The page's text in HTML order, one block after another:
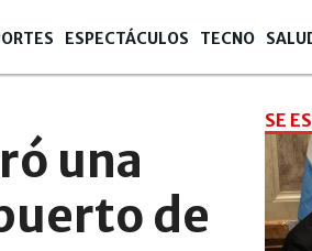
ESPECTÁCULOS TECNO
una
de
SE